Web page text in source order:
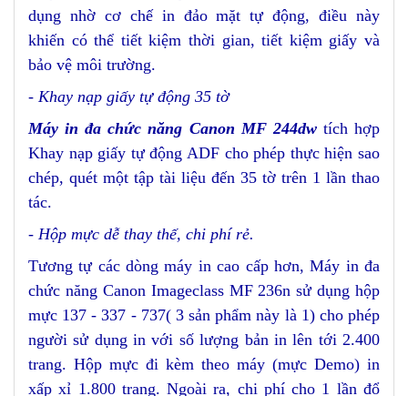
dụng nhờ cơ chế in đảo mặt tự động, điều này
khiến có thể tiết kiệm thời gian, tiết kiệm giấy và
bảo vệ môi trường.
- Khay nạp giấy tự động 35 tờ
Máy in đachứcnăng Canon MF 244dwtích hợp
Khay nạp giấy tự động ADF cho phép thực hiện sao
chép, quét một tập tài liệu đến 35 tờ trên 1 lần thao
tác.
- Hộp mực dễ thay thế, chi phí rẻ.
Tương tự các dòng máy in cao cấp hơn, Máy in đa
chức năng Canon Imageclass MF 236n sử dụng hộp
mực 137 - 337 - 737( 3 sản phẩm này là 1) cho phép
người sử dụng in với số lượng bản in lên tới 2.400
trang. Hộp mực đi kèm theo máy (mực Demo) in
xấp xỉ 1.800 trang. Ngoài ra, chi phí cho 1 lần đổ